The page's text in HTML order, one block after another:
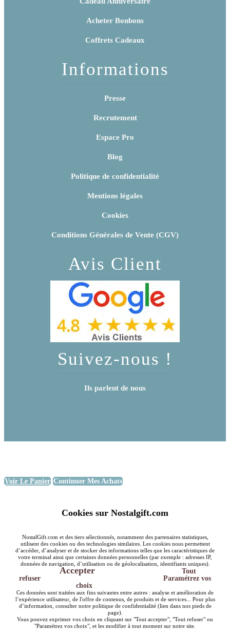
Acheter Bonbons
Coffrets Cadeaux
Informations
Presse
Recrutement
Espace Pro
Blog
Politique de confidentialité
Mentions légales
Cookies
Conditions Générales de Vente (CGV)
Avis Client
Suivez-nous !
Ils parlent de nous
Voir Le Panier Continuer Mes Achats
Cookies sur Nostalgift.com
NostalGift.com et des tiers sélectionnés, notamment des partenaires statistiques,
utilisent des cookies ou des technologies similaires. Les cookies nous permettent
d’accéder, d’analyser et de stocker des informations telles que les caractéristiques de
votre terminal ainsi que certaines données personnelles (par exemple : adresses IP,
données de navigation, d’utilisation ou de géolocalisation, identifiants uniques).
Accepter
Tout
refuser
Paramétrez vos
choix
Ces données sont traitées aux fins suivantes entre autres : analyse et amélioration de
l’expérience utilisateur, de l'offre de contenus, de produits et de services... Pour plus
d’information, consulter notre politique de confidentialité (lien dans nos pieds de
page).
Vous pouvez exprimer vos choix en cliquant sur "Tout accepter", "Tout refuser" ou
"Paramétrez vos choix", et les modifier à tout moment sur notre site.